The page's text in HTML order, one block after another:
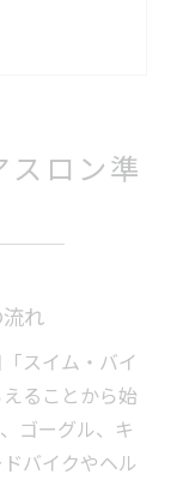
トリーの手
策
ガイド
の作り方
守るべきマ
ポイント
徹底解説
ロン準
れ
スイム・バイ
ることから始
ゴーグル、キ
バイクやヘル